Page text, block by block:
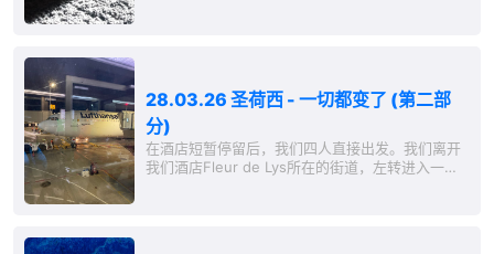
28.03.26 圣荷西 - 一切都变了 (第二部
分)
在酒店短暂停留后，我们四人直接出发。我们离开
我们酒店Fleur de Lys所在的街道，左转进入一条